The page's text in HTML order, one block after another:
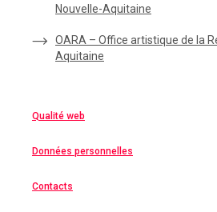
Nouvelle-Aquitaine
OARA – Office artistique de la
Aquitaine
Qualité web
Données personnelles
Contacts